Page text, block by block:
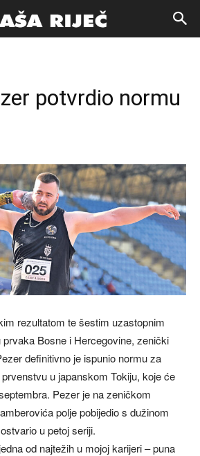
potvrdio normu
rezultatom te šestim uzastopnim
Bosne i Hercegovine, zenički
definitivno je ispunio normu za
u japanskom Tokiju, koje će
Pezer je na zeničkom
polje pobijedio s dužinom
u petoj seriji.
od najtežih u mojoj karijeri – puna